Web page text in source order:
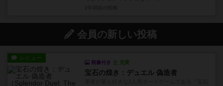
会員の新しい投稿
レビュー
画像付き 充実
宝石の煌き：デュエル 偽造者